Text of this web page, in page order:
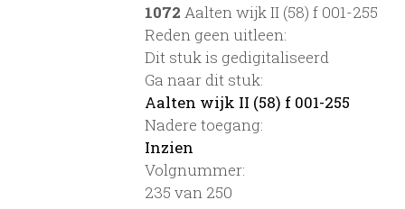
1072 Aalten wijk II (58) f 001-255
Reden geen uitleen:
Dit stuk is gedigitaliseerd
Ga naar dit stuk:
Aalten wijk II (58) f 001-255
Nadere toegang:
Inzien
Volgnummer:
235 van 250